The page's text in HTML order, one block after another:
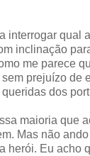
interrogar qual
inclinação
me parece
prejuízo de
dos
maioria que
Mas não
herói. Eu acho